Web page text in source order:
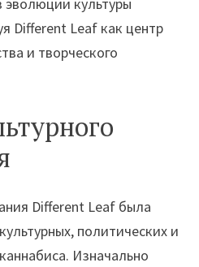
эволюции культуры
Different Leaf как центр
и творческого
Different Leaf была
политических и
Изначально